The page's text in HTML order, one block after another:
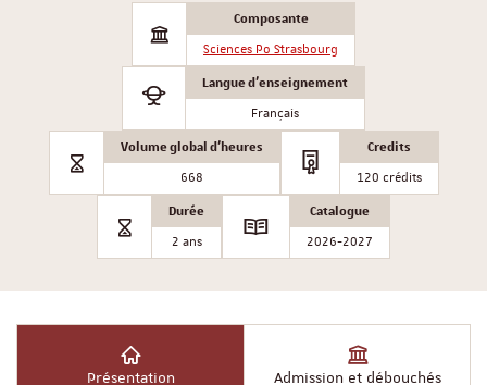
Composante
Sciences Po Strasbourg
Langue d'enseignement
Français
Volume global d'heures
668
Credits
120 crédits
Durée
2 ans
Catalogue
2026-2027
Présentation Admission et débouchés